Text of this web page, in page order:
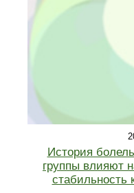
История
группы влияют
стабильность